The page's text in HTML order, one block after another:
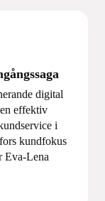
digital
effektiv
i
kundfokus
Eva-Lena